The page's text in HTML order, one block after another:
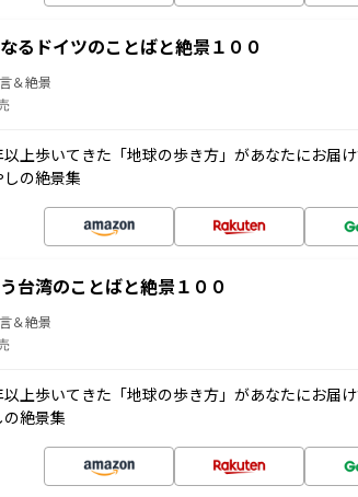
るドイツのことばと絶景１００
＆絶景
上歩いてきた「地球の歩き方」があなたにお届
の絶景集
台湾のことばと絶景１００
＆絶景
上歩いてきた「地球の歩き方」があなたにお届
絶景集